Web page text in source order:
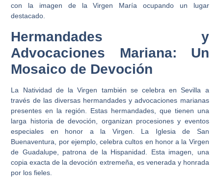
con la imagen de la Virgen María ocupando un lugar
destacado.
Hermandades y
Advocaciones Mariana: Un
Mosaico de Devoción
La Natividad de la Virgen también se celebra en Sevilla a
través de las diversas hermandades y advocaciones marianas
presentes en la región. Estas hermandades, que tienen una
larga historia de devoción, organizan procesiones y eventos
especiales en honor a la Virgen. La Iglesia de San
Buenaventura, por ejemplo, celebra cultos en honor a la Virgen
de Guadalupe, patrona de la Hispanidad. Esta imagen, una
copia exacta de la devoción extremeña, es venerada y honrada
por los fieles.